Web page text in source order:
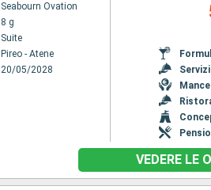
Seabourn Ovation
8 g
Suite
Pireo - Atene
20/05/2028
VEDERE LE